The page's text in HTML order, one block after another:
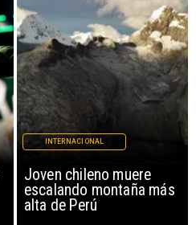
Joven chileno muere
escalando montaña más
alta de Perú
INTERNACIONAL